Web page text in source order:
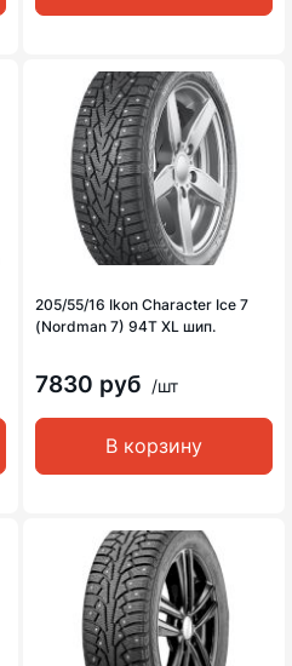
205/55/16 Ikon Character Ice 7
(Nordman 7) 94T XL шип.
7830 руб /шт
В корзину